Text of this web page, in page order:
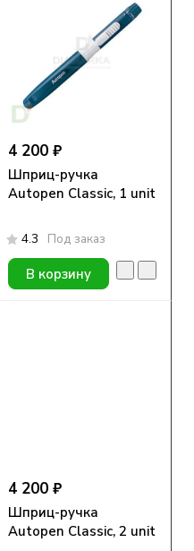
4 200 ₽
Шприц-ручка
Autopen Classic, 1 unit
4.3 Под заказ
В корзину
4 200 ₽
Шприц-ручка
Autopen Classic, 2 unit